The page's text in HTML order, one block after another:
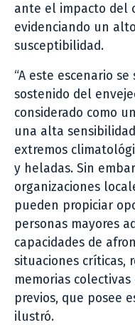
ante el impacto del
evidenciando un
susceptibilidad.
“A este escenario
sostenido del
considerado como
una alta
extremos
y heladas. Sin
organizaciones
pueden propiciar
personas mayores
capacidades de
situaciones críticas,
memorias
previos, que posee
ilustró.